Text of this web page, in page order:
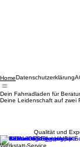
HomeDatenschutzerklärung
Dein Fahrradladen für